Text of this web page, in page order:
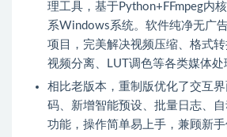
理工具，基于Python+FFmpeg内
系Windows系统。软件纯净无广
项目，完美解决视频压缩、格式
视频分离、LUT调色等各类媒体处
相比老版本，重制版优化了交互
码、新增智能预设、批量日志、
功能，操作简单易上手，兼顾新